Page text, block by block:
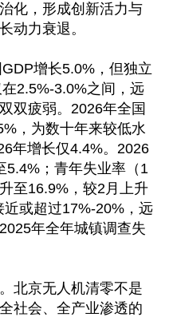
化，形成创新活力与
动力衰退。
增长5.0%，但独立
2.5%-3.0%之间，远
双疲弱。2026年全国
，为数十年来较低水
年增长仅4.4%。2026
5.4%；青年失业率（1
至16.9%，较2月上升
或超过17%-20%，远
年全年城镇调查失
北京无人机清零不是
社会、全产业渗透的